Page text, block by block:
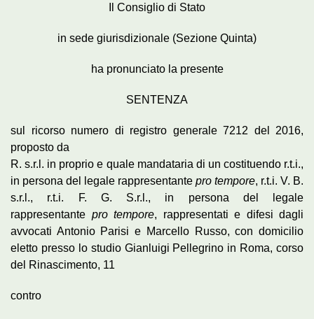
Il Consiglio di Stato
in sede giurisdizionale (Sezione Quinta)
ha pronunciato la presente
SENTENZA
sul ricorso numero di registro generale 7212 del 2016,
proposto da
R. s.r.l. in proprio e quale mandataria di un costituendo r.t.i.,
in persona del legale rappresentante pro tempore, r.t.i. V. B.
s.r.l., r.t.i. F. G. S.r.l., in persona del legale
rappresentante pro tempore, rappresentati e difesi dagli
avvocati Antonio Parisi e Marcello Russo, con domicilio
eletto presso lo studio Gianluigi Pellegrino in Roma, corso
del Rinascimento, 11
contro